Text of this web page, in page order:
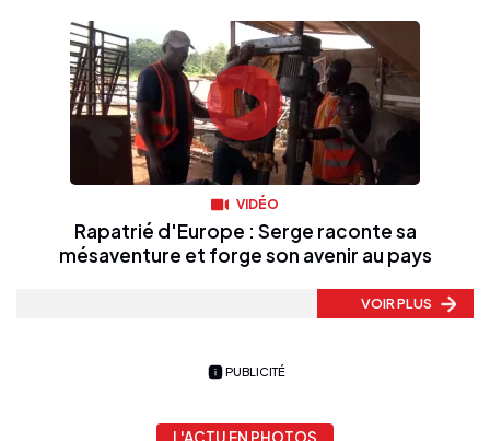
VIDÉO
Rapatrié d'Europe : Serge raconte sa
mésaventure et forge son avenir au pays
VOIR PLUS
PUBLICITÉ
L'ACTU EN PHOTOS